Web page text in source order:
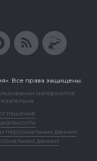
Все права защищены.
материалов
персональных данных
данных